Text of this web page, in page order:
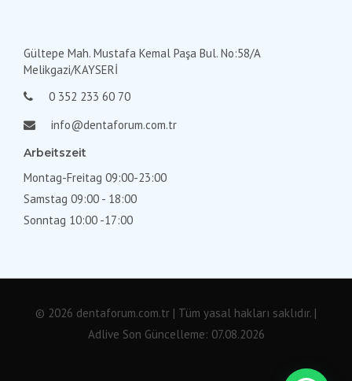
Gültepe Mah. Mustafa Kemal Paşa Bul. No:58/A
Melikgazi/KAYSERİ
0 352 233 60 70
info@dentaforum.com.tr
Arbeitszeit
Montag-Freitag 09:00-23:00
Samstag 09:00 - 18:00
Sonntag 10:00 -17:00
© 2026 dentaforum.com.tr | Tüm yasal hakları saklıdır. |
Adlive Son Güncelleme: 07.08.2026